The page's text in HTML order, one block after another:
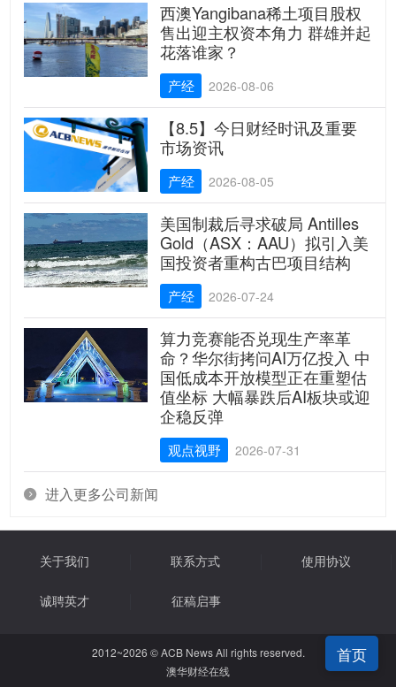
西澳Yangibana稀土项目股权
售出迎主权资本角力 群雄并起
花落谁家？
产经 2026-08-06
【8.5】今日财经时讯及重要
市场资讯
产经 2026-08-05
美国制裁后寻求破局 Antilles
Gold（ASX：AAU）拟引入美
国投资者重构古巴项目结构
产经 2026-07-24
算力竞赛能否兑现生产率革
命？华尔街拷问AI万亿投入 中
国低成本开放模型正在重塑估
值坐标 大幅暴跌后AI板块或迎
企稳反弹
观点视野 2026-07-31
 进入更多公司新闻
关于我们 联系方式 使用协议
诚聘英才 征稿启事
2012~2026 © ACB News All rights reserved.
澳华财经在线
首页